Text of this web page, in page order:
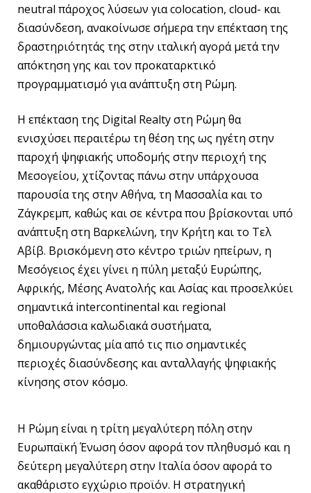
neutral πάροχος λύσεων για colocation, cloud- και
διασύνδεση, ανακοίνωσε σήμερα την επέκταση της
δραστηριότητάς της στην ιταλική αγορά μετά την
απόκτηση γης και τον προκαταρκτικό
προγραμματισμό για ανάπτυξη στη Ρώμη.
Η επέκταση της Digital Realty στη Ρώμη θα
ενισχύσει περαιτέρω τη θέση της ως ηγέτη στην
παροχή ψηφιακής υποδομής στην περιοχή της
Μεσογείου, χτίζοντας πάνω στην υπάρχουσα
παρουσία της στην Αθήνα, τη Μασσαλία και το
Ζάγκρεμπ, καθώς και σε κέντρα που βρίσκονται υπό
ανάπτυξη στη Βαρκελώνη, την Κρήτη και το Τελ
Αβίβ. Βρισκόμενη στο κέντρο τριών ηπείρων, η
Μεσόγειος έχει γίνει η πύλη μεταξύ Ευρώπης,
Αφρικής, Μέσης Ανατολής και Ασίας και προσελκύει
σημαντικά intercontinental και regional
υποθαλάσσια καλωδιακά συστήματα,
δημιουργώντας μία από τις πιο σημαντικές
περιοχές διασύνδεσης και ανταλλαγής ψηφιακής
κίνησης στον κόσμο.
Η Ρώμη είναι η τρίτη μεγαλύτερη πόλη στην
Ευρωπαϊκή Ένωση όσον αφορά τον πληθυσμό και η
δεύτερη μεγαλύτερη στην Ιταλία όσον αφορά το
ακαθάριστο εγχώριο προϊόν. Η στρατηγική